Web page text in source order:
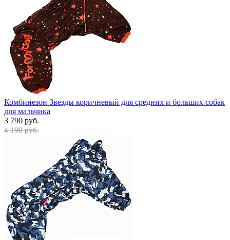
Комбинезон Звезды коричневый для средних и больших собак
для мальчика
3 790 руб.
4 190 руб.